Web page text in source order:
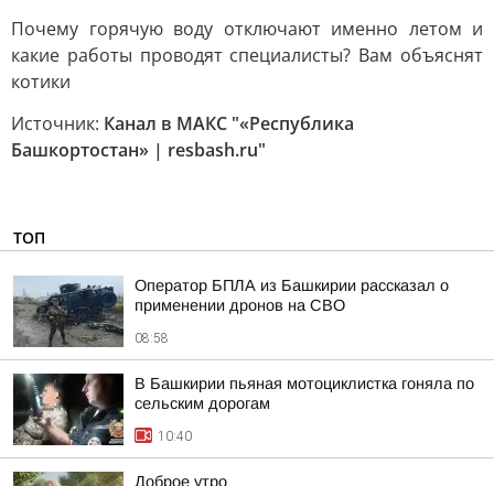
Почему горячую воду отключают именно летом и
какие работы проводят специалисты? Вам объяснят
котики
Источник: Канал в МАКС "«Республика
Башкортостан» | resbash.ru"
ТОП
Оператор БПЛА из Башкирии рассказал о
применении дронов на СВО
08:58
В Башкирии пьяная мотоциклистка гоняла по
сельским дорогам
10:40
Доброе утро